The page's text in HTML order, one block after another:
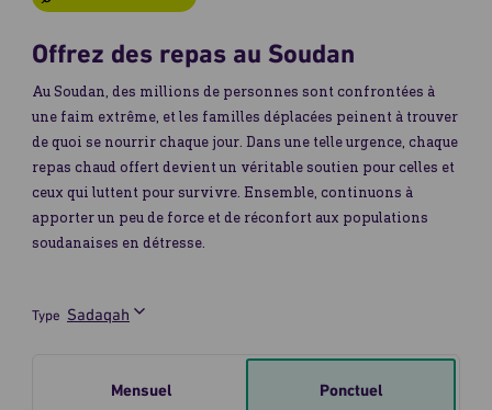
Offrez des repas au Soudan
Au Soudan, des millions de personnes sont confrontées à
une faim extrême, et les familles déplacées peinent à trouver
de quoi se nourrir chaque jour. Dans une telle urgence, chaque
repas chaud offert devient un véritable soutien pour celles et
ceux qui luttent pour survivre. Ensemble, continuons à
apporter un peu de force et de réconfort aux populations
soudanaises en détresse.
Type
Mensuel Ponctuel